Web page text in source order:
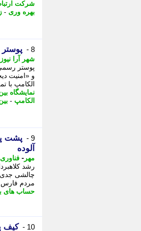
شرکت
بهره وری -
8 -
شهر آرا نیوز
پوستر
و «امنیت
الکامپ با
نمایشگاه
الکامپ -
9 -
پشت
آلوده
مهر - فناوری
رشد
چالشی جدی
مردم فارس
حساب های
10 - کیف